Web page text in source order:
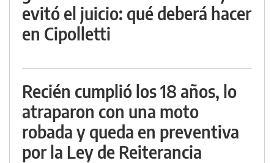
evitó el juicio: qué deberá hacer
en Cipolletti
Recién cumplió los 18 años, lo
atraparon con una moto
robada y queda en preventiva
por la Ley de Reiterancia